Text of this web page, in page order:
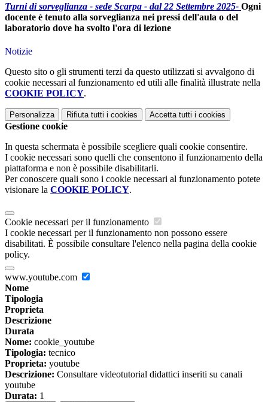
Turni di sorveglianza - sede Scarpa - dal 22 Settembre 2025- Ogni
docente è tenuto alla sorveglianza nei pressi dell'aula o del
laboratorio dove ha svolto l'ora di lezione
Notizie
Questo sito o gli strumenti terzi da questo utilizzati si avvalgono di
cookie necessari al funzionamento ed utili alle finalità illustrate nella
COOKIE POLICY.
Personalizza Rifiuta tutti i cookies Accetta tutti i cookies
Gestione cookie
In questa schermata è possibile scegliere quali cookie consentire.
I cookie necessari sono quelli che consentono il funzionamento della
piattaforma e non è possibile disabilitarli.
Per conoscere quali sono i cookie necessari al funzionamento potete
visionare la COOKIE POLICY.
Cookie necessari per il funzionamento
I cookie necessari per il funzionamento non possono essere
disabilitati. È possibile consultare l'elenco nella pagina della cookie
policy.
www.youtube.com
Nome
Tipologia
Proprieta
Descrizione
Durata
Nome: cookie_youtube
Tipologia: tecnico
Proprieta: youtube
Descrizione: Consultare videotutorial didattici inseriti su canali
youtube
Durata: 1